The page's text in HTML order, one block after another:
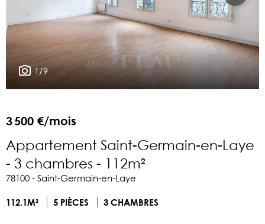
1/9
3 500 €/mois
Appartement Saint-Germain-en-Laye
- 3 chambres - 112m²
78100 - Saint-Germain-en-Laye
112.1M² 5 PIÈCES 3 CHAMBRES